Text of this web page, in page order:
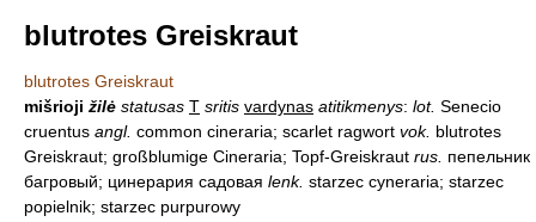
blutrotes Greiskraut
blutrotes Greiskraut
mišrioji žilė statusas T sritis vardynas atitikmenys: lot. Senecio
cruentus angl. common cineraria; scarlet ragwort vok. blutrotes
Greiskraut; großblumige Cineraria; Topf-Greiskraut rus. пепельник
багровый; цинерария садовая lenk. starzec cyneraria; starzec
popielnik; starzec purpurowy